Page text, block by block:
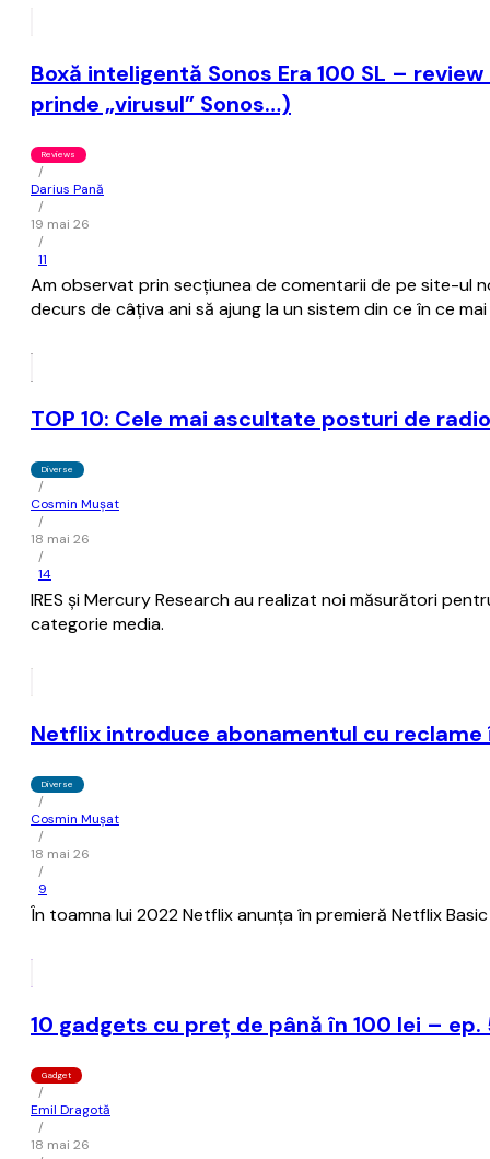
Boxă inteligentă Sonos Era 100 SL –
prinde „virusul” Sonos…)
Reviews
/
Darius Pană
/
19 mai 26
/
11
Am observat prin secțiunea de comentarii de pe site-ul
decurs de câțiva ani să ajung la un sistem din ce în ce
TOP 10: Cele mai ascultate posturi de
Diverse
/
Cosmin Mușat
/
18 mai 26
/
14
IRES şi Mercury Research au realizat noi măsurători
categorie media.
Netflix introduce abonamentul cu
Diverse
/
Cosmin Mușat
/
18 mai 26
/
9
În toamna lui 2022 Netflix anunţa în premieră Netflix
10 gadgets cu preț de până în 100 lei – ep.
Gadget
/
Emil Dragotă
/
18 mai 26